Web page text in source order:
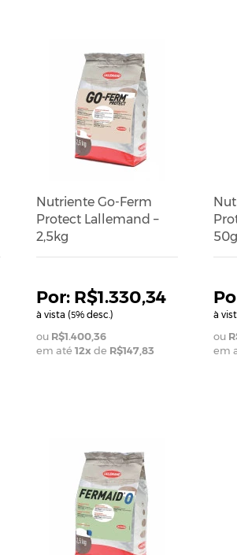
Nutriente Go-Ferm
Protect Lallemand –
2,5kg
R$1.330,34
à vista (5% desc.)
R$1.400,36
em até 12xde R$147,83
50g
à
em